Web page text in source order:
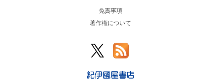
免責事項
著作権について